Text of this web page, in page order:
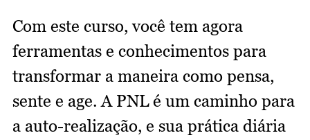
Com este curso, você tem agora
ferramentas e conhecimentos para
transformar a maneira como pensa,
sente e age. A PNL é um caminho para
a auto-realização, e sua prática diária